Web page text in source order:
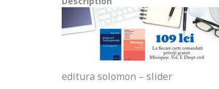
editura solomon – slider